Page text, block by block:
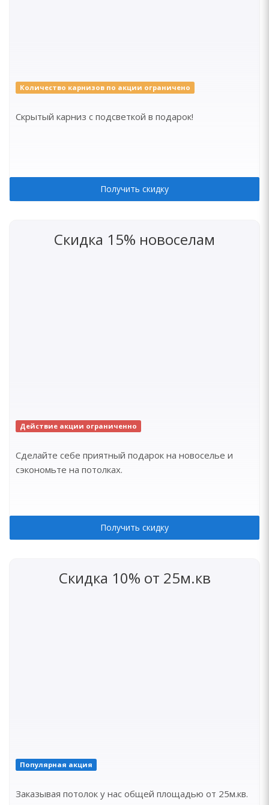
Количество карнизов по акции ограничено
Скрытый карниз с подсветкой в подарок!
Получить скидку
Скидка 15% новоселам
Действие акции ограниченно
Сделайте себе приятный подарок на новоселье и
сэкономьте на потолках.
Получить скидку
Скидка 10% от 25м.кв
Популярная акция
Заказывая потолок у нас общей площадью от 25м.кв.